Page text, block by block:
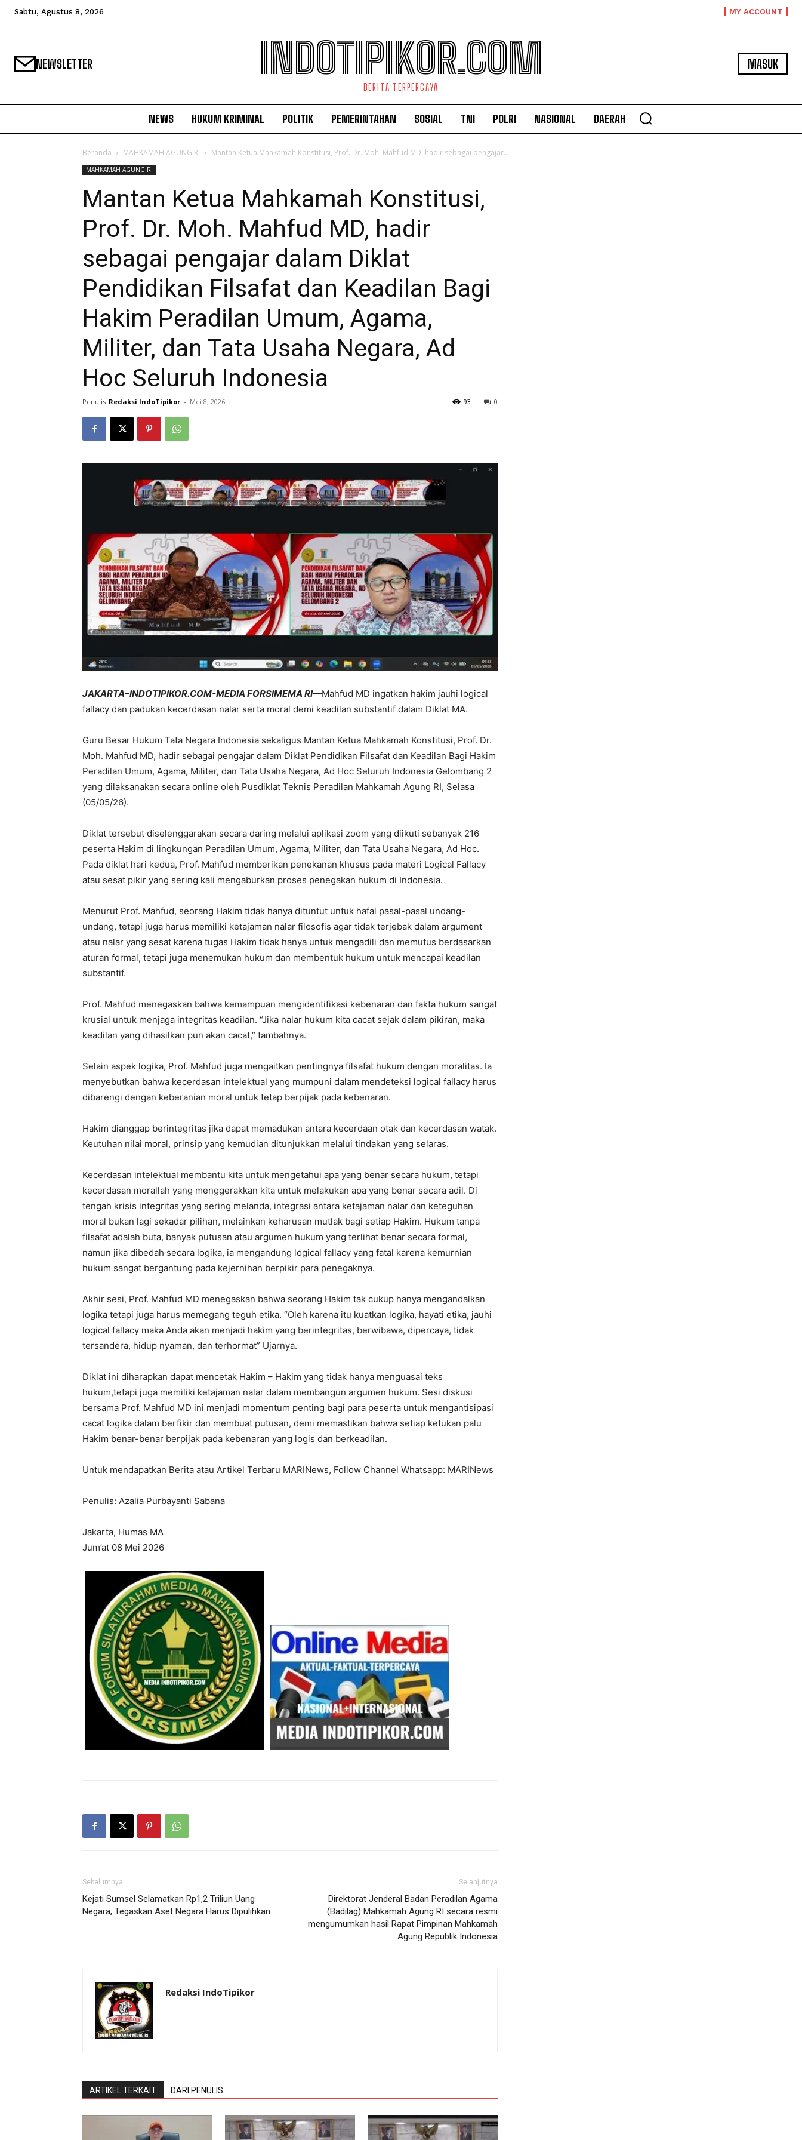
I WANT IN
I've read and accept the Privacy Policy.
Sabtu, Agustus 8, 2026 MY ACCOUNT
NEWSLETTER INDOTIPIKOR.COM
BERITA TERPERCAYA
MASUK
NEWS HUKUM KRIMINAL POLITIK PEMERINTAHAN SOSIAL TNI POLRI NASIONAL DAERAH
Beranda MAHKAMAH AGUNG RI Mantan Ketua Mahkamah Konstitusi, Prof. Dr. Moh. Mahfud MD, hadir sebagai pengajar...
MAHKAMAH AGUNG RI
Mantan Ketua Mahkamah Konstitusi,
Prof. Dr. Moh. Mahfud MD, hadir
sebagai pengajar dalam Diklat
Pendidikan Filsafat dan Keadilan Bagi
Hakim Peradilan Umum, Agama,
Militer, dan Tata Usaha Negara, Ad
Hoc Seluruh Indonesia
Penulis Redaksi IndoTipikor - Mei 8, 2026 0
93
JAKARTA–INDOTIPIKOR.COM-MEDIA FORSIMEMA RI—Mahfud MD ingatkan hakim jauhi logical
fallacy dan padukan kecerdasan nalar serta moral demi keadilan substantif dalam Diklat MA.
Guru Besar Hukum Tata Negara Indonesia sekaligus Mantan Ketua Mahkamah Konstitusi, Prof. Dr.
Moh. Mahfud MD, hadir sebagai pengajar dalam Diklat Pendidikan Filsafat dan Keadilan Bagi Hakim
Peradilan Umum, Agama, Militer, dan Tata Usaha Negara, Ad Hoc Seluruh Indonesia Gelombang 2
yang dilaksanakan secara online oleh Pusdiklat Teknis Peradilan Mahkamah Agung RI, Selasa
(05/05/26).
Diklat tersebut diselenggarakan secara daring melalui aplikasi zoom yang diikuti sebanyak 216
peserta Hakim di lingkungan Peradilan Umum, Agama, Militer, dan Tata Usaha Negara, Ad Hoc.
Pada diklat hari kedua, Prof. Mahfud memberikan penekanan khusus pada materi Logical Fallacy
atau sesat pikir yang sering kali mengaburkan proses penegakan hukum di Indonesia.
Menurut Prof. Mahfud, seorang Hakim tidak hanya dituntut untuk hafal pasal-pasal undang-
undang, tetapi juga harus memiliki ketajaman nalar filosofis agar tidak terjebak dalam argument
atau nalar yang sesat karena tugas Hakim tidak hanya untuk mengadili dan memutus berdasarkan
aturan formal, tetapi juga menemukan hukum dan membentuk hukum untuk mencapai keadilan
substantif.
Prof. Mahfud menegaskan bahwa kemampuan mengidentifikasi kebenaran dan fakta hukum sangat
krusial untuk menjaga integritas keadilan. “Jika nalar hukum kita cacat sejak dalam pikiran, maka
keadilan yang dihasilkan pun akan cacat,” tambahnya.
Selain aspek logika, Prof. Mahfud juga mengaitkan pentingnya filsafat hukum dengan moralitas. Ia
menyebutkan bahwa kecerdasan intelektual yang mumpuni dalam mendeteksi logical fallacy harus
dibarengi dengan keberanian moral untuk tetap berpijak pada kebenaran.
Hakim dianggap berintegritas jika dapat memadukan antara kecerdaan otak dan kecerdasan watak.
Keutuhan nilai moral, prinsip yang kemudian ditunjukkan melalui tindakan yang selaras.
Kecerdasan intelektual membantu kita untuk mengetahui apa yang benar secara hukum, tetapi
kecerdasan morallah yang menggerakkan kita untuk melakukan apa yang benar secara adil. Di
tengah krisis integritas yang sering melanda, integrasi antara ketajaman nalar dan keteguhan
moral bukan lagi sekadar pilihan, melainkan keharusan mutlak bagi setiap Hakim. Hukum tanpa
filsafat adalah buta, banyak putusan atau argumen hukum yang terlihat benar secara formal,
namun jika dibedah secara logika, ia mengandung logical fallacy yang fatal karena kemurnian
hukum sangat bergantung pada kejernihan berpikir para penegaknya.
Akhir sesi, Prof. Mahfud MD menegaskan bahwa seorang Hakim tak cukup hanya mengandalkan
logika tetapi juga harus memegang teguh etika. “Oleh karena itu kuatkan logika, hayati etika, jauhi
logical fallacy maka Anda akan menjadi hakim yang berintegritas, berwibawa, dipercaya, tidak
tersandera, hidup nyaman, dan terhormat” Ujarnya.
Diklat ini diharapkan dapat mencetak Hakim – Hakim yang tidak hanya menguasai teks
hukum,tetapi juga memiliki ketajaman nalar dalam membangun argumen hukum. Sesi diskusi
bersama Prof. Mahfud MD ini menjadi momentum penting bagi para peserta untuk mengantisipasi
cacat logika dalam berfikir dan membuat putusan, demi memastikan bahwa setiap ketukan palu
Hakim benar-benar berpijak pada kebenaran yang logis dan berkeadilan.
Untuk mendapatkan Berita atau Artikel Terbaru MARINews, Follow Channel Whatsapp: MARINews
Penulis: Azalia Purbayanti Sabana
Jakarta, Humas MA
Jum’at 08 Mei 2026
Sebelumnya
Kejati Sumsel Selamatkan Rp1,2 Triliun Uang
Negara, Tegaskan Aset Negara Harus Dipulihkan
Selanjutnya
Direktorat Jenderal Badan Peradilan Agama
(Badilag) Mahkamah Agung RI secara resmi
mengumumkan hasil Rapat Pimpinan Mahkamah
Agung Republik Indonesia
Redaksi IndoTipikor
ARTIKEL TERKAIT DARI PENULIS